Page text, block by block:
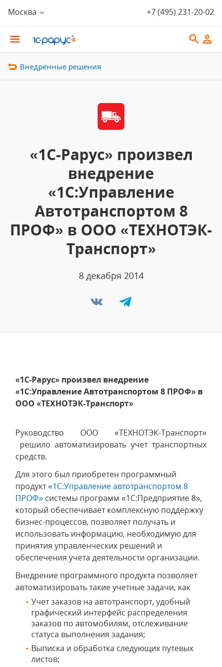
Москва +7 (495) 231-20-02
Внедрённые решения
«1С-Рарус» произвел
внедрение
«1С:Управление
Автотранспортом 8
ПРОФ» в ООО «ТЕХНОТЭК-
Транспорт»
8 декабря 2014
«1С-Рарус» произвел внедрение
«1С:Управление Автотранспортом 8 ПРОФ» в
ООО «ТЕХНОТЭК-Транспорт»
Руководство ООО «ТЕХНОТЭК-Транспорт»
решило автоматизировать учет транспортных
средств.
Для этого был приобретен программный
продукт«1С:Управление автотранспортом 8
ПРОФ» системы программ «1С:Предприятие 8»,
который обеспечивает комплексную поддержку
бизнес-процессов, позволяет получать и
использовать информацию, необходимую для
принятия управленческих решений и
обеспечения учета деятельности организации.
Внедрение программного продукта позволяет
автоматизировать такие учетные задачи, как
Учет заказов на автотранспорт, удобный
графический интерфейс распределения
заказов по автомобилям, отслеживание
статуса выполнения задания;
Выписка и обработка следующих путевых
листов;